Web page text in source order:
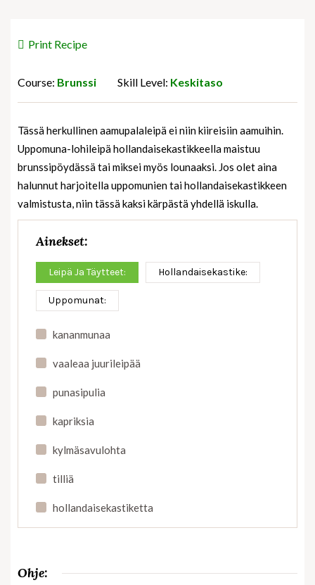
Print Recipe
Course: Brunssi Skill Level: Keskitaso
Tässä herkullinen aamupalaleipä ei niin kiireisiin aamuihin.
Uppomuna-lohileipä hollandaisekastikkeella maistuu
brunssipöydässä tai miksei myös lounaaksi. Jos olet aina
halunnut harjoitella uppomunien tai hollandaisekastikkeen
valmistusta, niin tässä kaksi kärpästä yhdellä iskulla.
Ainekset:
Leipä Ja Täytteet: Hollandaisekastike:
Uppomunat:
kananmunaa
vaaleaa juurileipää
punasipulia
kapriksia
kylmäsavulohta
tilliä
hollandaisekastiketta
Ohje: